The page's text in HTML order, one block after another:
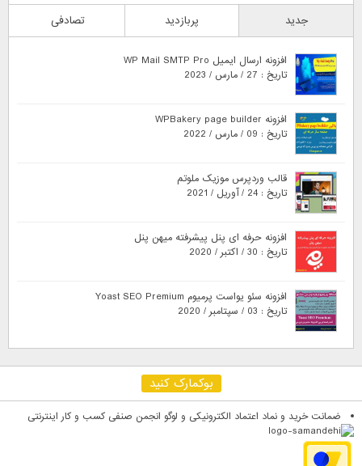
جدید پربازدید تصادفی
افزونه ارسال ایمیل WP Mail SMTP Pro
تاریخ : 27 / مارس / 2023
افزونه WPBakery page builder
تاریخ : 09 / مارس / 2022
قالب وردپرس موزیک ملوتم
تاریخ : 24 / آوریل / 2021
افزونه حرفه ای پنل پیشرفته میهن پنل
تاریخ : 30 / اکتبر / 2020
افزونه سئو یواست پرمیوم Yoast SEO Premium
تاریخ : 03 / سپتامبر / 2020
بوکمارک کنید
ضمانت خرید و نماد اعتماد الکترونیکی و لوگو انجمن صنفی کسب و کار اینترنتی